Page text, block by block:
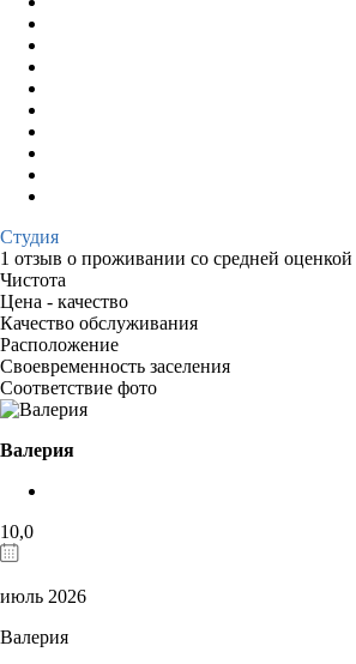
Студия
1 отзыв о проживании со средней оценкой
Чистота
Цена - качество
Качество обслуживания
Расположение
Своевременность заселения
Соответствие фото
Валерия
10,0
июль 2026
Валерия